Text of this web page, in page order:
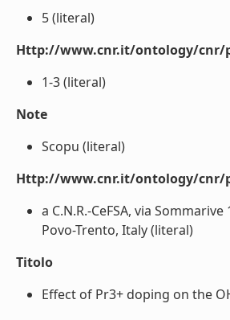
5 (literal)
Http://www.cnr.it/ontology/cnr/
1-3 (literal)
Note
Scopu (literal)
Http://www.cnr.it/ontology/cnr/
a C.N.R.-CeFSA, via
Povo-Trento, Italy (literal)
Titolo
Effect of Pr3+ doping on the